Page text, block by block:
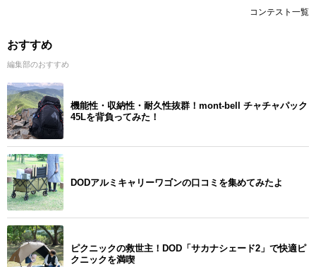
コンテスト一覧
おすすめ
編集部のおすすめ
機能性・収納性・耐久性抜群！mont-bell チャチャパック
45Lを背負ってみた！
DODアルミキャリーワゴンの口コミを集めてみたよ
ピクニックの救世主！DOD「サカナシェード2」で快適ピ
クニックを満喫